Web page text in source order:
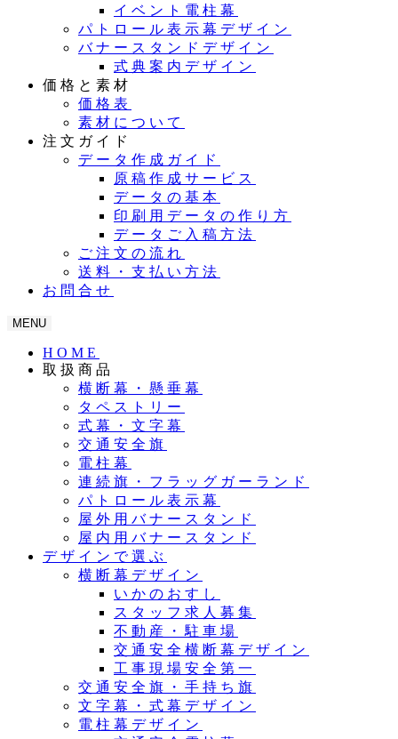
イベント電柱幕
パトロール表示幕デザイン
バナースタンドデザイン
式典案内デザイン
価格と素材
価格表
素材について
注文ガイド
データ作成ガイド
原稿作成サービス
データの基本
印刷用データの作り方
データご入稿方法
ご注文の流れ
送料・支払い方法
お問合せ
MENU
HOME
取扱商品
横断幕・懸垂幕
タペストリー
式幕・文字幕
交通安全旗
電柱幕
連続旗・フラッグガーランド
パトロール表示幕
屋外用バナースタンド
屋内用バナースタンド
デザインで選ぶ
横断幕デザイン
いかのおすし
スタッフ求人募集
不動産・駐車場
交通安全横断幕デザイン
工事現場安全第一
交通安全旗・手持ち旗
文字幕・式幕デザイン
電柱幕デザイン